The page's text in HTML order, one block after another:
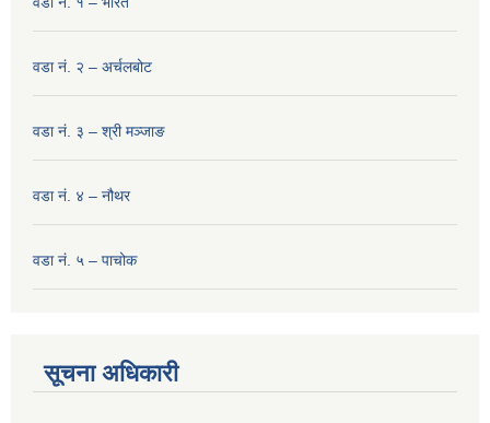
वडा नं. २ – अर्चलबोट
वडा नं. ३ – श्री मञ्‍जाङ
वडा नं. ४ – नौथर
वडा नं. ५ – पाचोक
सूचना अधिकारी